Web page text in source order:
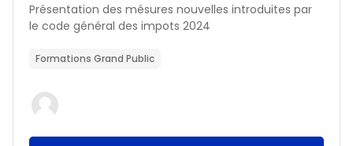
Résumé du cours :
Présentation des mésures nouvelles introduites par
le code général des impots 2024
Formations Grand Public